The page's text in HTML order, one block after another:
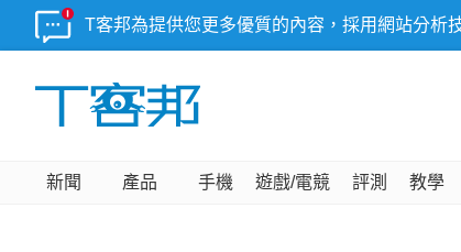
T客邦為提供您更多優質的內容，採用網站分析
新聞 產品 手機 遊戲/電競 評測 教學